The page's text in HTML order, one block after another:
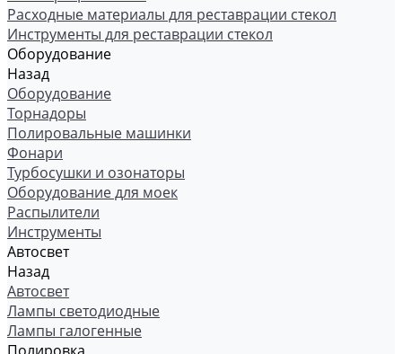
Расходные материалы для реставрации стекол
Инструменты для реставрации стекол
Оборудование
Назад
Оборудование
Торнадоры
Полировальные машинки
Фонари
Турбосушки и озонаторы
Оборудование для моек
Распылители
Инструменты
Автосвет
Назад
Автосвет
Лампы светодиодные
Лампы галогенные